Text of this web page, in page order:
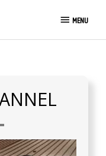
MENU
MENU